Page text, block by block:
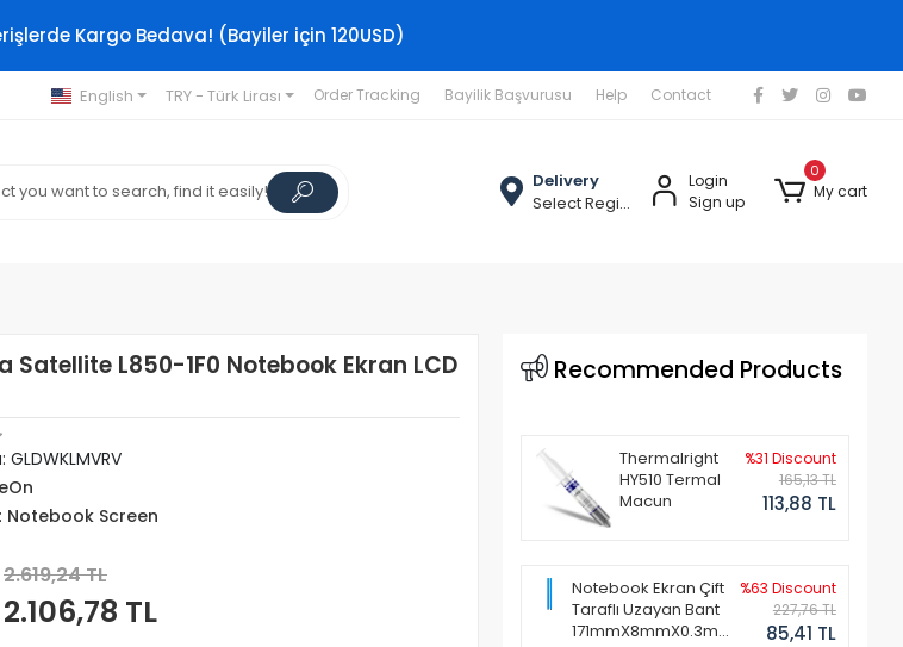
Kargo Bedava! (Bayiler için 120USD)
English TRY - Türk Lirası Order Tracking Bayilik Başvurusu Help Contact
Delivery
Select Region
Login
Sign up
0
My cart
Satellite L850-1F0 Notebook Ekran LCD
Notebook Screen
2.619,24 TL
2.106,78 TL
Recommended Products
Thermalright
HY510 Termal
Macun
%31 Discount
165,13 TL
113,88 TL
Notebook Ekran Çift
Taraflı Uzayan Bant
171mmX8mmX0.3mm
%63 Discount
227,76 TL
85,41 TL